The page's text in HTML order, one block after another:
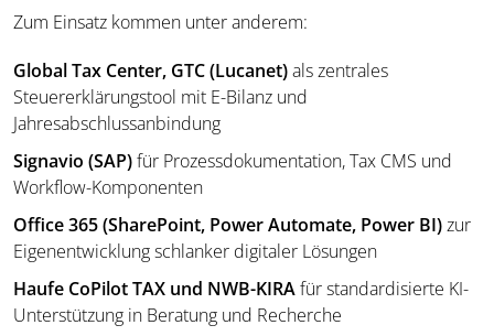
Zum Einsatz kommen unter anderem:
Global Tax Center, GTC(Lucanet)als zentrales
Steuererklärungstool mit E-Bilanz und
Jahresabschlussanbindung
Signavio (SAP)für Prozessdokumentation, Tax CMS und
Workflow-Komponenten
Office 365 (SharePoint, Power Automate, Power BI)zur
Eigenentwicklung schlanker digitaler Lösungen
Haufe CoPilot TAX und NWB-KIRAfür standardisierte KI-
Unterstützung in Beratung und Recherche